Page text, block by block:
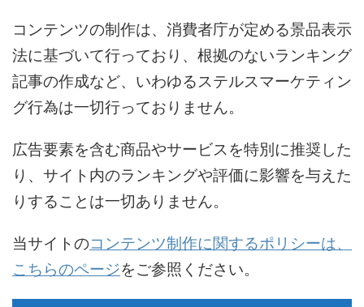
コンテンツの制作は、消費者庁が定める景品表示
法に基づいて行っており、根拠のないランキング
記事の作成など、いわゆるステルスマーケティン
グ行為は一切行っておりません。
広告要素を含む商品やサービスを特別に推奨した
り、サイト内のランキングや評価に影響を与えた
りすることは一切ありません。
当サイトのコンテンツ制作に関するポリシーは、
こちらのページをご参照ください。